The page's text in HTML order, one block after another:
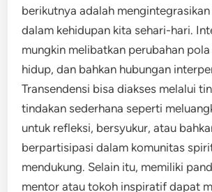
berikutnya adalah
dalam kehidupan kita sehari-hari.
mungkin melibatkan perubahan
hidup, dan bahkan hubungan
Transendensi bisa diakses melalui
tindakan sederhana seperti
untuk refleksi, bersyukur, atau
berpartisipasi dalam komunitas
mendukung. Selain itu, memiliki
mentor atau tokoh inspiratif dapat